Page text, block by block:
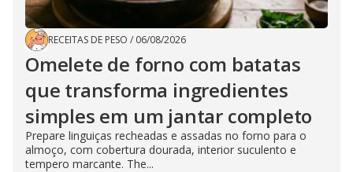
RECEITAS DE PESO / 06/08/2026
Omelete de forno com batatas
que transforma ingredientes
simples em um jantar completo
Prepare linguiças recheadas e assadas no forno para o
almoço, com cobertura dourada, interior suculento e
tempero marcante. The...